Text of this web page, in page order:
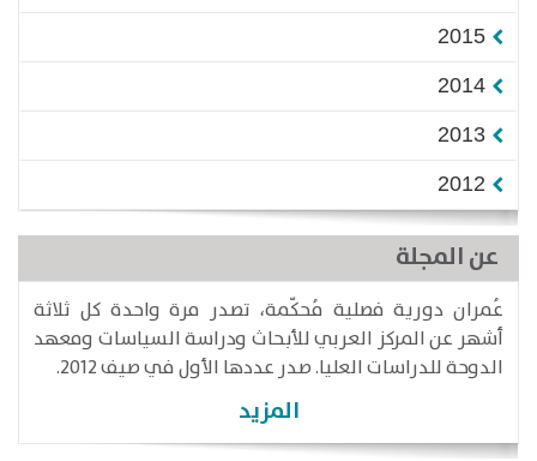
2015
2014
2013
2012
عن المجلة
عُمران دورية فصلية مُحكّمة، تصدر مرة واحدة كل ثلاثة
أشهر عن المركز العربي للأبحاث ودراسة السياسات ومعهد
الدوحة للدراسات العليا. صدر عددها الأول في صيف 2012.
المزيد